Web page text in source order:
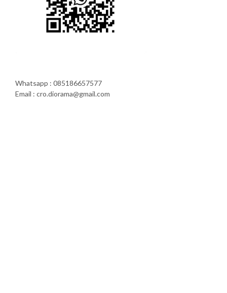
Whatsapp : 085186657577
Email : cro.diorama@gmail.com